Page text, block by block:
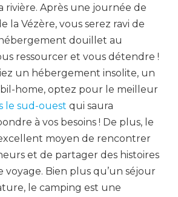
rivière. Après une journée de
la Vézère, vous serez ravi de
douillet au
ressourcer et vous détendre !
un hébergement insolite, un
home, optez pour le meilleur
le sud-ouest qui saura
à vos besoins ! De plus, le
moyen de rencontrer
et de partager des histoires
voyage. Bien plus qu’un séjour
le camping est une